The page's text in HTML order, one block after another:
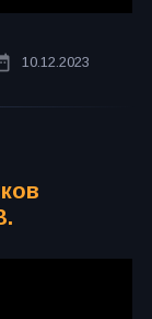
10.12.2023